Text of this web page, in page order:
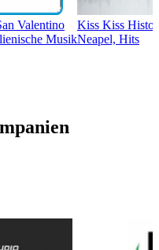
Valentino
Musik
Kiss Kiss
Neapel, Hits